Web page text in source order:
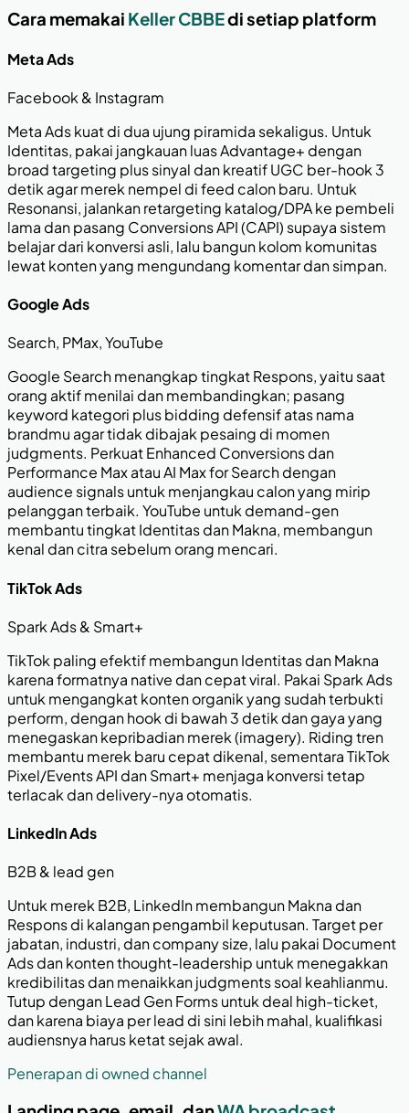
Cara memakai Keller CBBEdi setiap platform
Meta Ads
Facebook & Instagram
Meta Ads kuat di dua ujung piramida sekaligus. Untuk
Identitas, pakai jangkauan luas Advantage+ dengan
broad targeting plus sinyal dan kreatif UGC ber-hook 3
detik agar merek nempel di feed calon baru. Untuk
Resonansi, jalankan retargeting katalog/DPA ke pembeli
lama dan pasang Conversions API (CAPI) supaya sistem
belajar dari konversi asli, lalu bangun kolom komunitas
lewat konten yang mengundang komentar dan simpan.
Google Ads
Search, PMax, YouTube
Google Search menangkap tingkat Respons, yaitu saat
orang aktif menilai dan membandingkan; pasang
keyword kategori plus bidding defensif atas nama
brandmu agar tidak dibajak pesaing di momen
judgments. Perkuat Enhanced Conversions dan
Performance Max atau AI Max for Search dengan
audience signals untuk menjangkau calon yang mirip
pelanggan terbaik. YouTube untuk demand-gen
membantu tingkat Identitas dan Makna, membangun
kenal dan citra sebelum orang mencari.
TikTok Ads
Spark Ads & Smart+
TikTok paling efektif membangun Identitas dan Makna
karena formatnya native dan cepat viral. Pakai Spark Ads
untuk mengangkat konten organik yang sudah terbukti
perform, dengan hook di bawah 3 detik dan gaya yang
menegaskan kepribadian merek (imagery). Riding tren
membantu merek baru cepat dikenal, sementara TikTok
Pixel/Events API dan Smart+ menjaga konversi tetap
terlacak dan delivery-nya otomatis.
LinkedIn Ads
B2B & lead gen
Untuk merek B2B, LinkedIn membangun Makna dan
Respons di kalangan pengambil keputusan. Target per
jabatan, industri, dan company size, lalu pakai Document
Ads dan konten thought-leadership untuk menegakkan
kredibilitas dan menaikkan judgments soal keahlianmu.
Tutup dengan Lead Gen Forms untuk deal high-ticket,
dan karena biaya per lead di sini lebih mahal, kualifikasi
audiensnya harus ketat sejak awal.
Penerapan di owned channel